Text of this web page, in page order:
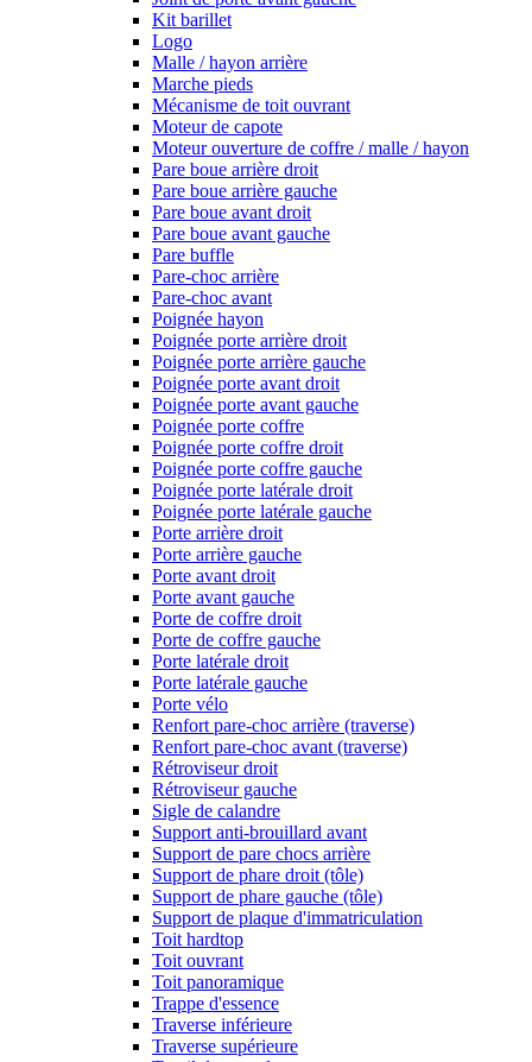
Kit barillet
Logo
Malle / hayon arrière
Marche pieds
Mécanisme de toit ouvrant
Moteur de capote
Moteur ouverture de coffre / malle / hayon
Pare boue arrière droit
Pare boue arrière gauche
Pare boue avant droit
Pare boue avant gauche
Pare buffle
Pare-choc arrière
Pare-choc avant
Poignée hayon
Poignée porte arrière droit
Poignée porte arrière gauche
Poignée porte avant droit
Poignée porte avant gauche
Poignée porte coffre
Poignée porte coffre droit
Poignée porte coffre gauche
Poignée porte latérale droit
Poignée porte latérale gauche
Porte arrière droit
Porte arrière gauche
Porte avant droit
Porte avant gauche
Porte de coffre droit
Porte de coffre gauche
Porte latérale droit
Porte latérale gauche
Porte vélo
Renfort pare-choc arrière (traverse)
Renfort pare-choc avant (traverse)
Rétroviseur droit
Rétroviseur gauche
Sigle de calandre
Support anti-brouillard avant
Support de pare chocs arrière
Support de phare droit (tôle)
Support de phare gauche (tôle)
Support de plaque d'immatriculation
Toit hardtop
Toit ouvrant
Toit panoramique
Trappe d'essence
Traverse inférieure
Traverse supérieure